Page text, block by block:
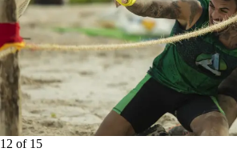
12 of 15